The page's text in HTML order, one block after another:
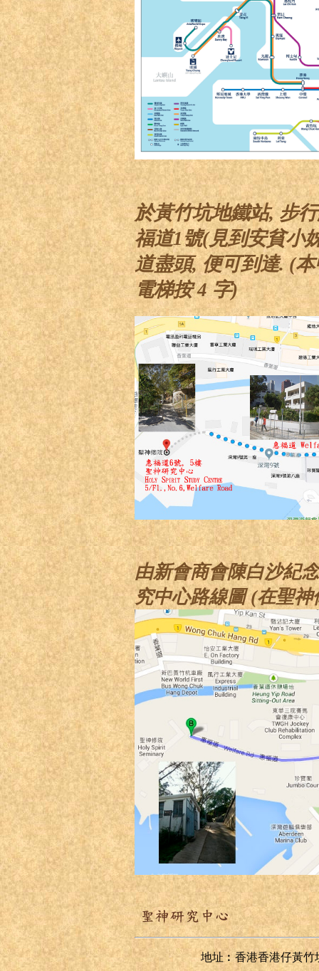
於黃竹坑地鐵站, 步
福道1號(見到安貧小
道盡頭, 便可到達. (
電梯按 4 字)
由新會商會陳白沙紀
究中心路線圖 (在聖
地址︰香港香港仔黃竹坑